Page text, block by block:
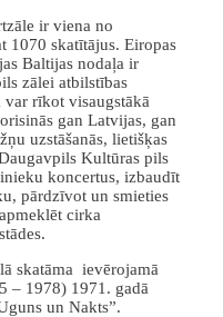
ir viena no
1070 skatītājus. Eiropas
Baltijas nodaļa ir
zālei atbilstības
rīkot visaugstākā
gan Latvijas, gan
uzstāšanās, lietišķas
Kultūras pils
koncertus, izbaudīt
pārdzīvot un smieties
cirka
skatāma ievērojamā
– 1978) 1971. gadā
un Nakts”.